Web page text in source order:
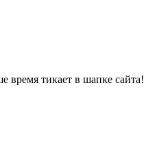
время тикает в шапке сайта!